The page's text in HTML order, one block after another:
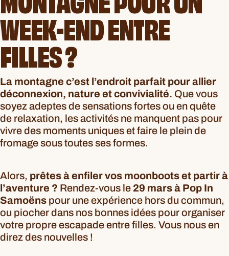
WEEK-END ENTRE
FILLES ?
La montagne c’est l’endroit parfait pour allier
déconnexion, nature et convivialité. Que vous
soyez adeptes de sensations fortes ou en quête
de relaxation, les activités ne manquent pas pour
vivre des moments uniques et faire le plein de
fromage sous toutes ses formes.
Alors, prêtes à enfiler vos moonboots et partir à
l’aventure ? Rendez-vous le 29 mars à Pop In
Samoëns pour une expérience hors du commun,
ou piocher dans nos bonnes idées pour organiser
votre propre escapade entre filles. Vous nous en
direz des nouvelles !